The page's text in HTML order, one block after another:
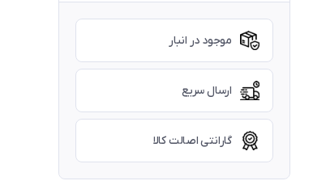
موجود در انبار
ارسال سریع
گارانتی اصالت کالا